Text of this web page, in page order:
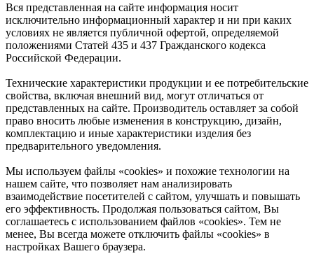
Вся представленная на сайте информация носит
исключительно информационный характер и ни при каких
условиях не является публичной офертой, определяемой
положениями Статей 435 и 437 Гражданского кодекса
Российской Федерации.
Технические характеристики продукции и ее потребительские
свойства, включая внешний вид, могут отличаться от
представленных на сайте. Производитель оставляет за собой
право вносить любые изменения в конструкцию, дизайн,
комплектацию и иные характеристики изделия без
предварительного уведомления.
Мы используем файлы «cookies» и похожие технологии на
нашем сайте, что позволяет нам анализировать
взаимодействие посетителей с сайтом, улучшать и повышать
его эффективность. Продолжая пользоваться сайтом, Вы
соглашаетесь с использованием файлов «cookies». Тем не
менее, Вы всегда можете отключить файлы «cookies» в
настройках Вашего браузера.